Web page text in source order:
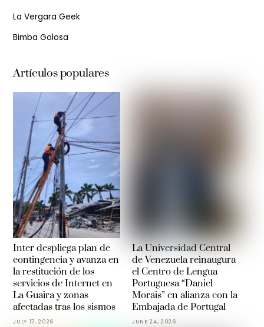
La Vergara Geek
Bimba Golosa
Artículos populares
Inter despliega plan de
contingencia y avanza en
la restitución de los
servicios de Internet en
La Guaira y zonas
afectadas tras los sismos
JULY 17, 2026
La Universidad Central
de Venezuela reinaugura
el Centro de Lengua
Portuguesa “Daniel
Morais” en alianza con la
Embajada de Portugal
JUNE 24, 2026